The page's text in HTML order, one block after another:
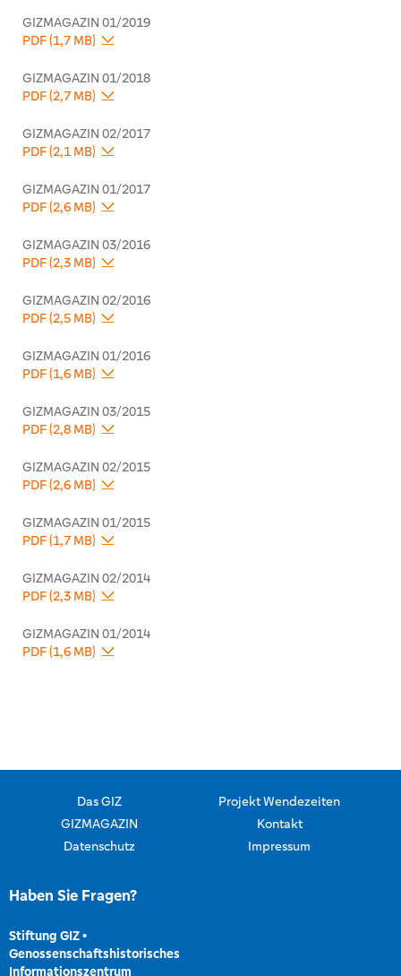
GIZMAGAZIN 01/2019
PDF (1,7 MB)
GIZMAGAZIN 01/2018
PDF (2,7 MB)
GIZMAGAZIN 02/2017
PDF (2,1 MB)
GIZMAGAZIN 01/2017
PDF (2,6 MB)
GIZMAGAZIN 03/2016
PDF (2,3 MB)
GIZMAGAZIN 02/2016
PDF (2,5 MB)
GIZMAGAZIN 01/2016
PDF (1,6 MB)
GIZMAGAZIN 03/2015
PDF (2,8 MB)
GIZMAGAZIN 02/2015
PDF (2,6 MB)
GIZMAGAZIN 01/2015
PDF (1,7 MB)
GIZMAGAZIN 02/2014
PDF (2,3 MB)
GIZMAGAZIN 01/2014
PDF (1,6 MB)
Das GIZ
Projekt Wendezeiten
GIZMAGAZIN
Kontakt
Datenschutz
Impressum
Haben Sie Fragen?
Stiftung GIZ•
Genossenschaftshistorisches
Informationszentrum